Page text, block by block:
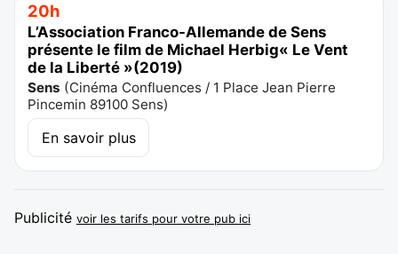
20h
L’Association Franco-Allemande de Sens
présente le film de Michael Herbig« Le Vent
de la Liberté »(2019)
Sens (Cinéma Confluences / 1 Place Jean Pierre
Pincemin 89100 Sens)
En savoir plus
Publicité voir les tarifs pour votre pub ici